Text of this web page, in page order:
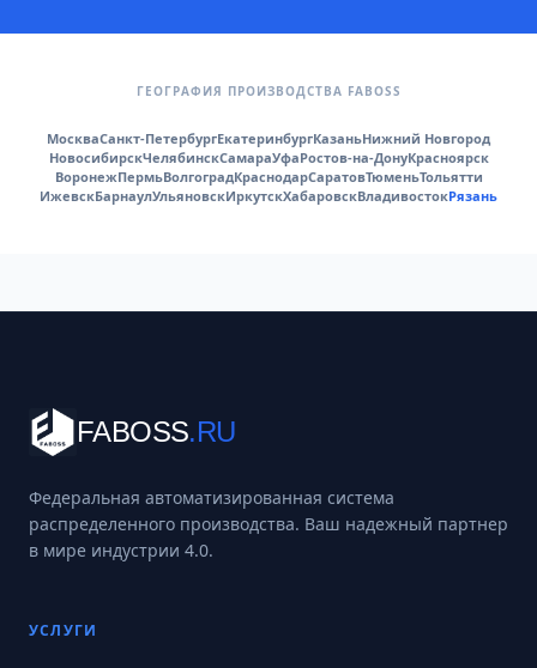
ГЕОГРАФИЯ ПРОИЗВОДСТВА FABOSS
МоскваСанкт-ПетербургЕкатеринбургКазаньНижний Новгород
НовосибирскЧелябинскСамараУфаРостов-на-ДонуКрасноярск
ВоронежПермьВолгоградКраснодарСаратовТюменьТольятти
ИжевскБарнаулУльяновскИркутскХабаровскВладивостокРязань
FABOSS.RU
Федеральная автоматизированная система
распределенного производства. Ваш надежный партнер
в мире индустрии 4.0.
УСЛУГИ